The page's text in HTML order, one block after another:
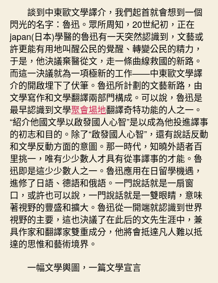
國
作
家
網〉
中
談到中東歐文學譯介，我們起首就會想到一個
閃光的名字：魯迅。眾所周知，20世紀初，正在
japan(日本)學醫的魯迅有一天突然認識到，文藝或
許更能有用地叫醒公民的覺醒、轉變公民的精力，
于是，他決議棄醫從文，走一條曲線救國的新路。
而這一決議就為一項極新的工作——中東歐文學譯
介的開啟埋下了伏筆。魯迅所計劃的文藝新路，由
文學寫作和文學翻譯兩部門構成。可以說，魯迅是
最早認識到文學聚會場地翻譯奇特功能的人之一。
“紹介他國文學以啟發國人心智”是以成為他投進譯事
的初志和目的。除了“啟發國人心智”，還有說話反動
和文學反動方面的意圖。那一時代，知曉外語者百
里挑一，唯有少少數人才具有從事譯事的才能。魯
迅即是這少少數人之一。魯迅應用在日留學機遇，
進修了日語、德語和俄語。一門說話就是一扇窗
口，或許也可以說，一門說話就是一雙眼睛，意味
著視野的豐盛和擴大。魯迅從一開端就認識到世界
視野的主要，這也決議了在此后的文先生涯中，兼
具作家和翻譯家雙重成分，他將會抵達凡人難以抵
達的思惟和藝術境界。
一幅文學輿圖，一篇文學宣言